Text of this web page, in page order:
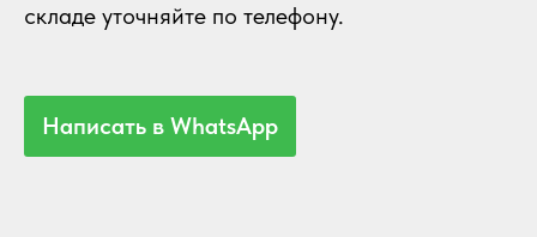
складе уточняйте по телефону.
Написать в WhatsApp